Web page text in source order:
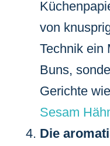
von
Technik ein
Buns,
Gerichte
Sesam
Die